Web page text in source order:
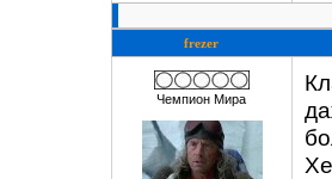
frezer
Чемпион Мира